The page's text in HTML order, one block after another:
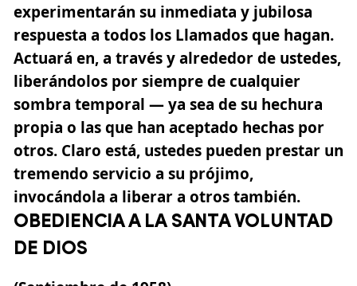
experimentarán su inmediata y jubilosa
respuesta a todos los Llamados que hagan.
Actuará en, a través y alrededor de ustedes,
liberándolos por siempre de cualquier
sombra temporal — ya sea de su hechura
propia o las que han aceptado hechas por
otros. Claro está, ustedes pueden prestar un
tremendo servicio a su prójimo,
invocándola a liberar a otros también.
OBEDIENCIA A LA SANTA VOLUNTAD
DE DIOS